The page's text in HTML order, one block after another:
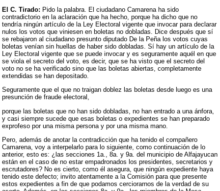
El C. Tirado: Pido la palabra. El ciudadano Camarena ha sido
contradictorio en la aclaración que ha hecho, porque ha dicho que no
tendría ningún artículo de la Ley Electoral vigente que invocar para declarar
nulos los votos que viniesen en boletas no dobladas. Dice después que sí
se rebajaron al ciudadano presunto diputado De la Peña los votos cuyas
boletas venían sin huellas de haber sido dobladas. Sí hay un artículo de la
Ley Electoral vigente que se puede invocar y es seguramente aquél en que
se viola el secreto del voto, es decir, que se ha visto que el secreto del
voto no se ha verificado sino que las boletas abiertas, completamente
extendidas se han depositado.
Seguramente que el que no traigan doblez las boletas desde luego es una
presunción de fraude electoral,
porque las boletas que no han sido dobladas, no han entrado a una ánfora,
y casi siempre sucede que esas boletas o expedientes se han preparado
exprofeso por una misma persona y por una misma mano.
Pero, además de anotar la contradicción que ha tenido el compañero
Camarena, voy a interpelarlo para lo siguiente, como continuación de lo
anterior, esto es: ¿las secciones 1a., 8a. y 9a. del municipio de Alfajayucan
están en el caso de no estar empadronados los presidentes, secretarios y
escrutadores? No es cierto, como él asegura, que ningún expediente haya
tenido este defecto; invito atentamente a la Comisión para que presente
estos expedientes a fin de que podamos cerciorarnos de la verdad de su